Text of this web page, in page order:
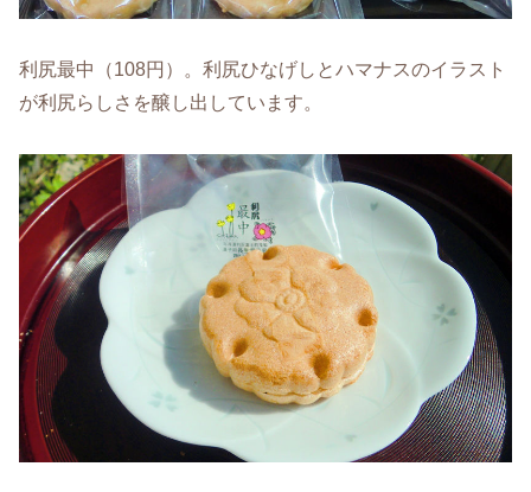
利尻最中（108円）。利尻ひなげしとハマナスのイラスト
が利尻らしさを醸し出しています。